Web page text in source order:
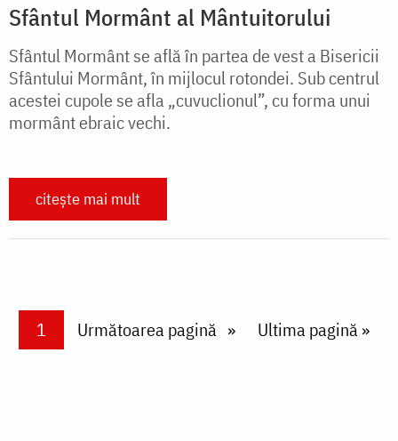
Sfântul Mormânt al Mântuitorului
Sfântul Mormânt se află în partea de vest a Bisericii
Sfântului Mormânt, în mijlocul rotondei. Sub centrul
acestei cupole se afla „cuvuclionul”, cu forma unui
mormânt ebraic vechi.
citește mai mult
PaginareCurrent page
1 Next page
Următoarea pagină Last page
Ultima pagină »